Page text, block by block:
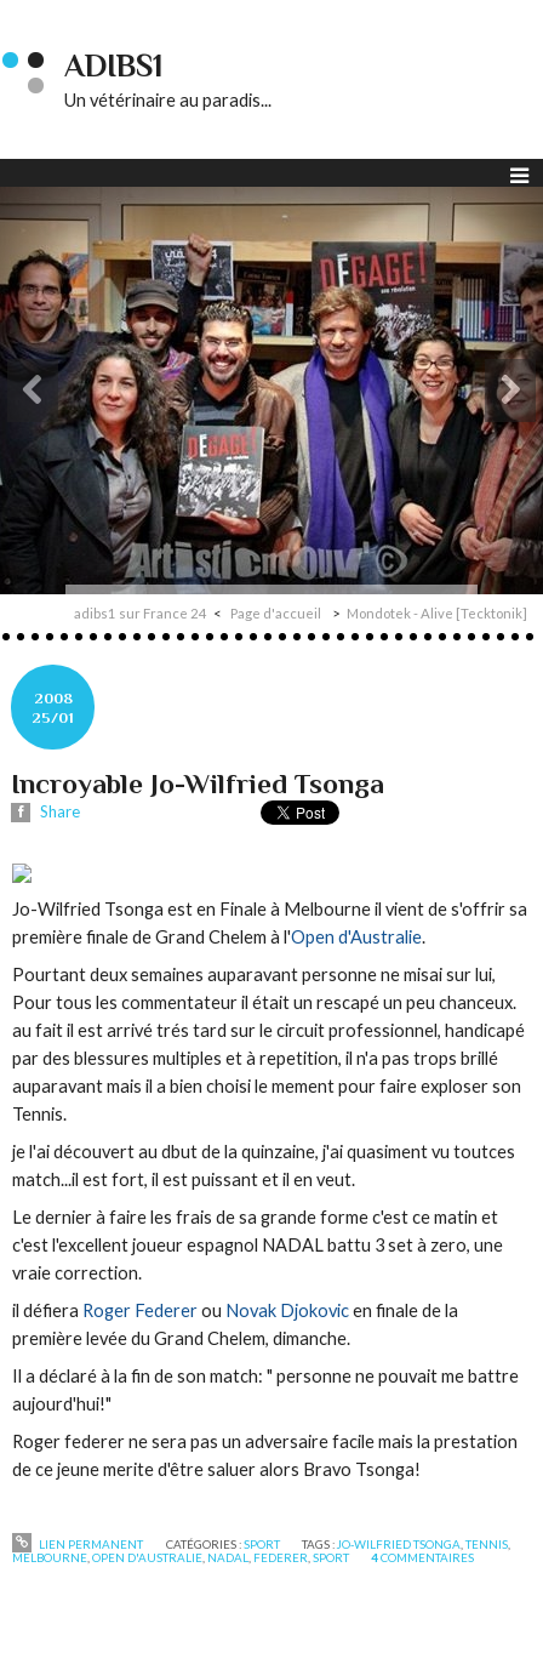
ADIBS1
Un vétérinaire au paradis...
adibs1 sur France 24 Page d'accueil Mondotek - Alive [Tecktonik]
2008
25/01
Incroyable Jo-Wilfried Tsonga
Share
Jo-Wilfried Tsonga est en Finale à Melbourne il vient de s'offrir sa
première finale de Grand Chelem à l'Open d'Australie.
Pourtant deux semaines auparavant personne ne misai sur lui,
Pour tous les commentateur il était un rescapé un peu chanceux.
au fait il est arrivé trés tard sur le circuit professionnel, handicapé
par des blessures multiples et à repetition, il n'a pas trops brillé
auparavant mais il a bien choisi le mement pour faire exploser son
Tennis.
je l'ai découvert au dbut de la quinzaine, j'ai quasiment vu toutces
match...il est fort, il est puissant et il en veut.
Le dernier à faire les frais de sa grande forme c'est ce matin et
c'est l'excellent joueur espagnol NADAL battu 3 set à zero, une
vraie correction.
il défiera Roger Federerou Novak Djokovicen finale de la
première levée du Grand Chelem, dimanche.
Il a déclaré à la fin de son match: " personne ne pouvait me battre
aujourd'hui!"
Roger federer ne sera pas un adversaire facile mais la prestation
de ce jeune merite d'être saluer alors Bravo Tsonga!
LIEN PERMANENT CATÉGORIES :SPORT TAGS : JO-WILFRIED TSONGA ,TENNIS,
MELBOURNE ,OPEN D'AUSTRALIE NADAL FEDERER ,SPORT 4COMMENTAIRES